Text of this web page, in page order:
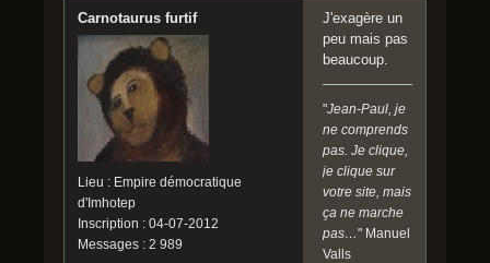
Carnotaurus furtif
Lieu : Empire démocratique
d'Imhotep
Inscription : 04-07-2012
Messages : 2 989
J'exagère un
peu mais pas
beaucoup.
"Jean-Paul, je
ne comprends
pas. Je clique,
je clique sur
votre site, mais
ça ne marche
pas…" Manuel
Valls